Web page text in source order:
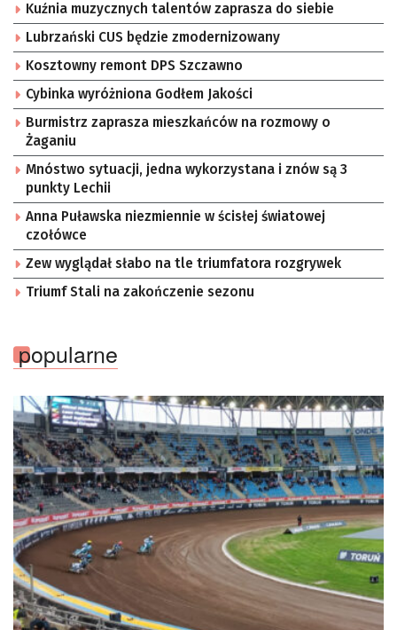
Kuźnia muzycznych talentów zaprasza do siebie
Lubrzański CUS będzie zmodernizowany
Kosztowny remont DPS Szczawno
Cybinka wyróżniona Godłem Jakości
Burmistrz zaprasza mieszkańców na rozmowy o
Żaganiu
Mnóstwo sytuacji, jedna wykorzystana i znów są 3
punkty Lechii
Anna Puławska niezmiennie w ścisłej światowej
czołówce
Zew wyglądał słabo na tle triumfatora rozgrywek
Triumf Stali na zakończenie sezonu
popularne